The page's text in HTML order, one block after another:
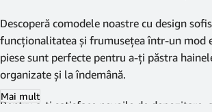
Descoperă comodele noastre cu design
funcționalitatea și frumusețea într-un mod
piese sunt perfecte pentru a-ți păstra
organizate și la îndemână.
Pentru a-ți satisface nevoile de depozitare,
Mai mult